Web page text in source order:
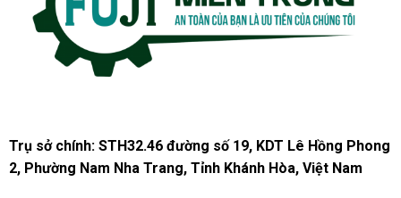
Trụ sở chính: STH32.46 đường số 19, KDT Lê Hồng Phong
2, Phường Nam Nha Trang, Tỉnh Khánh Hòa, Việt Nam